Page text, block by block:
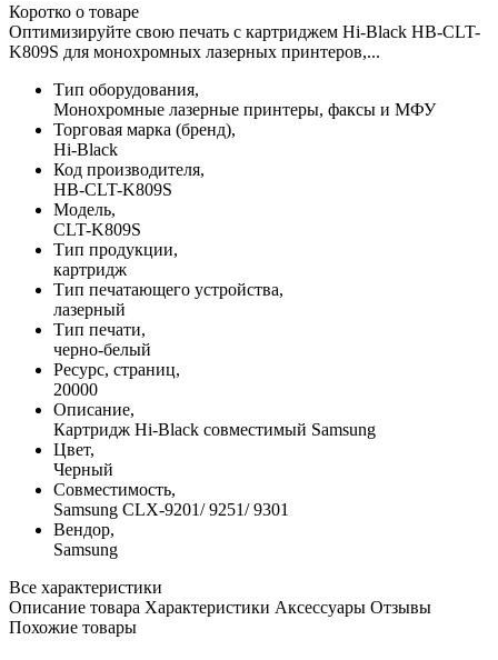
Коротко о товаре
Оптимизируйте свою печать с картриджем Hi-Black HB-CLT-
K809S для монохромных лазерных принтеров,...
Тип оборудования,
Монохромные лазерные принтеры, факсы и МФУ
Торговая марка (бренд),
Hi-Black
Код производителя,
HB-CLT-K809S
Модель,
CLT-K809S
Тип продукции,
картридж
Тип печатающего устройства,
лазерный
Тип печати,
черно-белый
Ресурс, страниц,
20000
Описание,
Картридж Hi-Black совместимый Samsung
Цвет,
Черный
Совместимость,
Samsung CLX-9201/ 9251/ 9301
Вендор,
Samsung
Все характеристики
Описание товара Характеристики Аксессуары Отзывы
Похожие товары